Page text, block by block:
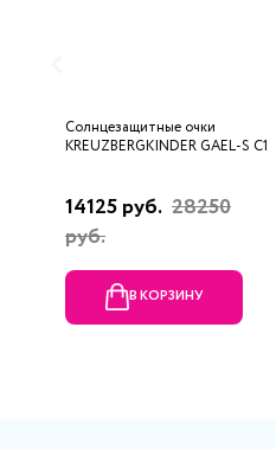
Солнцезащитные очки
KREUZBERGKINDER GAEL-S C1
14125 руб. 28250
руб.
В КОРЗИНУ